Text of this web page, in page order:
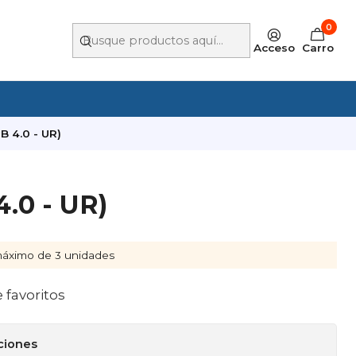
Acceso
0
Carro
4.0 - UR)
- UR)
de 3 unidades
favoritos